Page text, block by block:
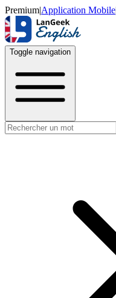
Premium|Application Mobile
Toggle navigation